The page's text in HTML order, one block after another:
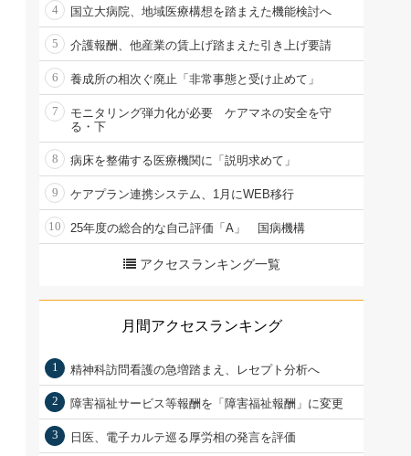
4 国立大病院、地域医療構想を踏まえた機能検討へ
5 介護報酬、他産業の賃上げ踏まえた引き上げ要請
6 養成所の相次ぐ廃止「非常事態と受け止めて」
7
モニタリング弾力化が必要 ケアマネの安全を守
る・下
8 病床を整備する医療機関に「説明求めて」
9 ケアプラン連携システム、1月にWEB移行
10 25年度の総合的な自己評価「A」 国病機構
アクセスランキング一覧
月間アクセスランキング
1 精神科訪問看護の急増踏まえ、レセプト分析へ
2 障害福祉サービス等報酬を「障害福祉報酬」に変更
3 日医、電子カルテ巡る厚労相の発言を評価